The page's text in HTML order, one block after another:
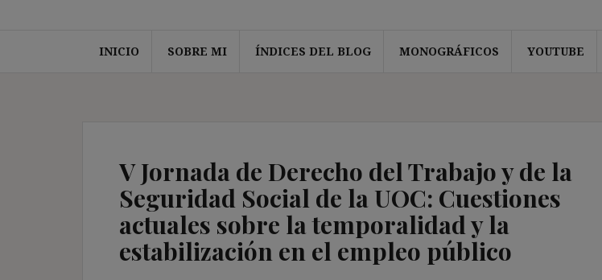
INICIO SOBRE MI ÍNDICES DEL BLOG MONOGRÁFICOS YOUTUBE
V Jornada de Derecho del Trabajo y de la
Seguridad Social de la UOC: Cuestiones
actuales sobre la temporalidad y la
estabilización en el empleo público